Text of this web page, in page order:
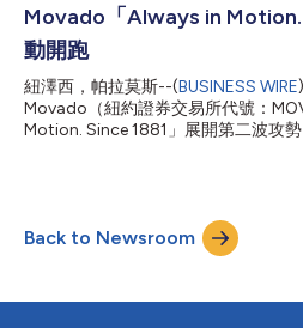
Movado「Always in Motion.
動開跑
紐澤西，帕拉莫斯--(BUSINESS WIRE
Movado（紐約證券交易所代號：
Motion. Since 1881」展開第二波攻
二年，計畫著眼Movado的傳承與瑞
深刻的品牌故事。」Movado總裁
從去年的宣傳活動出發，忠於
motion) 的概念為腳本。這場活動將
Back to Newsroom